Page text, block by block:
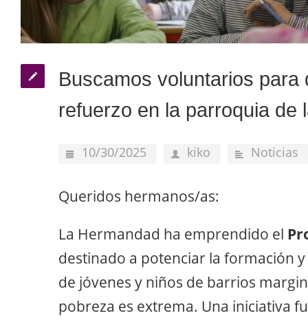
Buscamos voluntarios para
refuerzo en la parroquia de
10/30/2025 kiko Noticias
Queridos hermanos/as:
La Hermandad ha emprendido el
destinado a potenciar la formación
de jóvenes y niños de barrios
pobreza es extrema. Una iniciativa